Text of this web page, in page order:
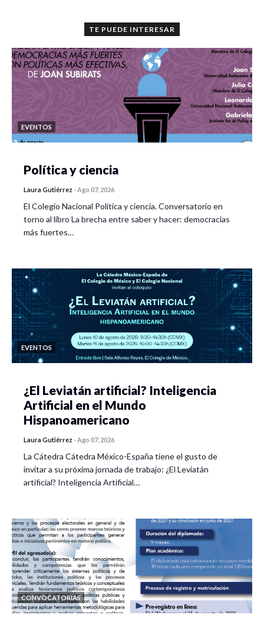
TE PUEDE INTERESAR
EVENTOS
Política y ciencia
Laura Gutiérrez -Ago 07, 2026
El Colegio Nacional Política y ciencia. Conversatorio en
torno al libro La brecha entre saber y hacer: democracias
más fuertes…
EVENTOS
¿El Leviatán artificial? Inteligencia
Artificial en el Mundo
Hispanoamericano
Laura Gutiérrez -Ago 07, 2026
La Cátedra Cátedra México-España tiene el gusto de
invitar a su próxima jornada de trabajo: ¿El Leviatán
artificial? Inteligencia Artificial…
CONVOCATORIAS